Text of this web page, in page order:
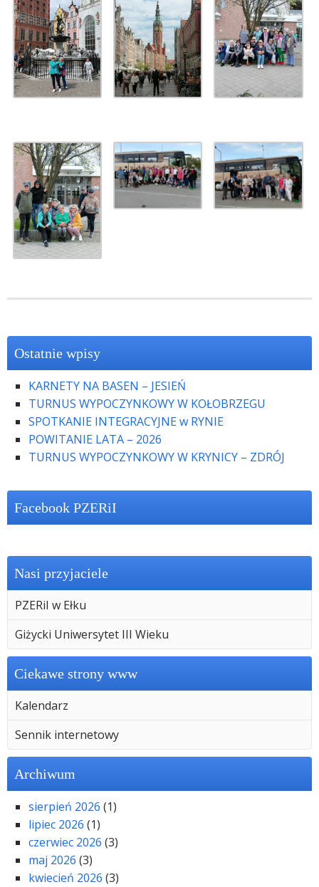
Ostatnie wpisy
KARNETY NA BASEN – JESIEŃ
TURNUS WYPOCZYNKOWY W KOŁOBRZEGU
SPOTKANIE INTEGRACYJNE w RYNIE
POWITANIE LATA – 2026
TURNUS WYPOCZYNKOWY W KRYNICY – ZDRÓJ
Facebook PZERiI
Nasi przyjaciele
PZERiI w Ełku
Giżycki Uniwersytet III Wieku
Ciekawe strony www
Kalendarz
Sennik internetowy
Archiwum
sierpień 2026 (1)
lipiec 2026 (1)
czerwiec 2026 (3)
maj 2026 (3)
kwiecień 2026 (3)